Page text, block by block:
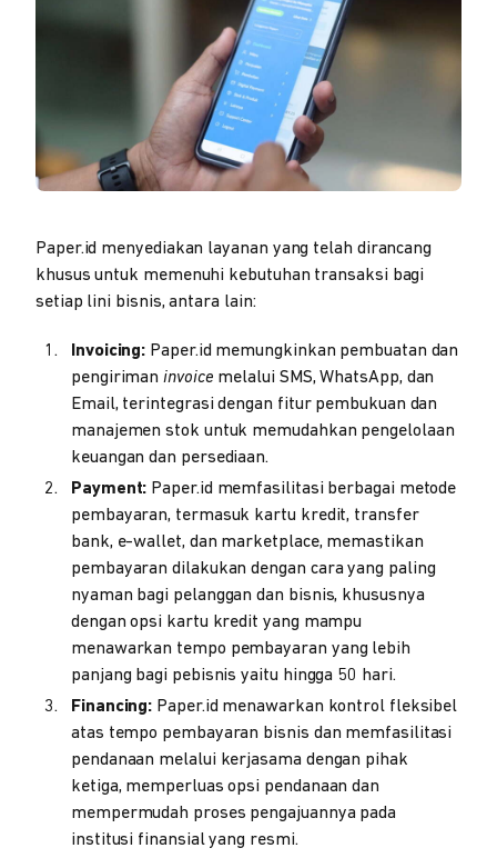
Paper.id menyediakan layanan yang telah dirancang
khusus untuk memenuhi kebutuhan transaksi bagi
setiap lini bisnis, antara lain:
Invoicing: Paper.id memungkinkan pembuatan dan
pengirimaninvoice melalui SMS, WhatsApp, dan
Email, terintegrasi dengan fitur pembukuan dan
manajemen stok untuk memudahkan pengelolaan
keuangan dan persediaan.
Payment: Paper.id memfasilitasi berbagai metode
pembayaran, termasuk kartu kredit, transfer
bank, e-wallet, dan marketplace, memastikan
pembayaran dilakukan dengan cara yang paling
nyaman bagi pelanggan dan bisnis, khususnya
dengan opsi kartu kredit yang mampu
menawarkan tempo pembayaran yang lebih
panjang bagi pebisnis yaitu hingga 50 hari.
Financing: Paper.id menawarkan kontrol fleksibel
atas tempo pembayaran bisnis dan memfasilitasi
pendanaan melalui kerjasama dengan pihak
ketiga, memperluas opsi pendanaan dan
mempermudah proses pengajuannya pada
institusi finansial yang resmi.